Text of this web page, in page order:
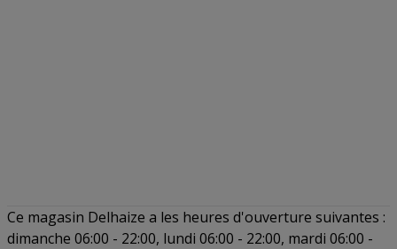
Ce magasin Delhaize a les heures d'ouverture suivantes :
dimanche 06:00 - 22:00, lundi 06:00 - 22:00, mardi 06:00 -